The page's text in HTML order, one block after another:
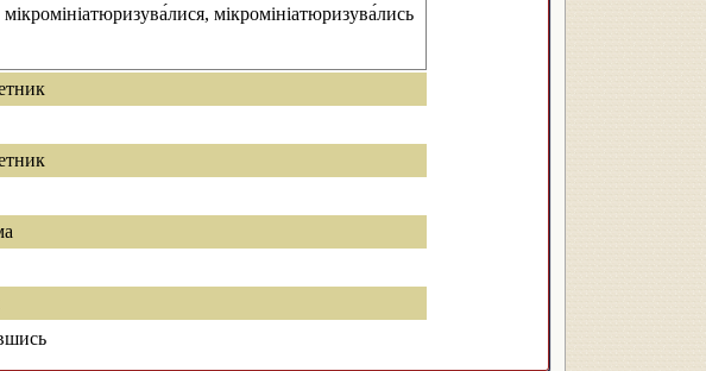
мікромініатюризува́лися, мікромініатюризува́лись